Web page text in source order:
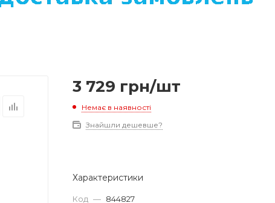
3 729 грн/шт
Немає в наявності
Знайшли дешевше?
Характеристики
Код — 844827